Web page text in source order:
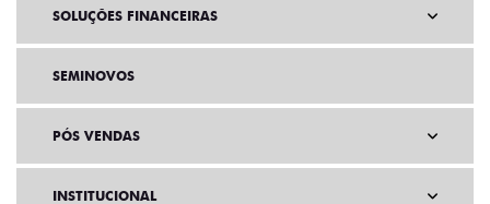
SOLUÇÕES FINANCEIRAS
SEMINOVOS
PÓS VENDAS
INSTITUCIONAL